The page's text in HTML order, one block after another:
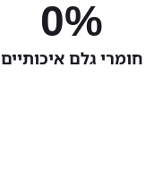
חומרי גלם איכותיים
%
0